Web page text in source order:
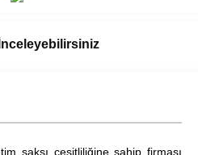
saksı çeşitliliğine sahip firması